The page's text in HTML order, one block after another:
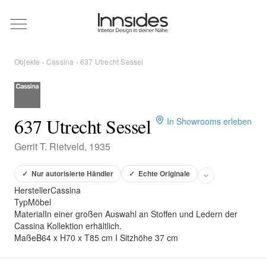
Magazin
Showrooms
Objekte
Über uns
Für Händler
Objekte ›Cassina › 637 Utrecht Sessel
637 Utrecht Sessel
Gerrit T. Rietveld, 1935
In Showrooms erleben
✓ Nur autorisierte Händler ✓ Echte Originale
HerstellerCassina
TypMöbel
MaterialIn einer großen Auswahl an Stoffen und Ledern der
Cassina Kollektion erhältlich.
MaßeB64 x H70 x T85 cm I Sitzhöhe 37 cm